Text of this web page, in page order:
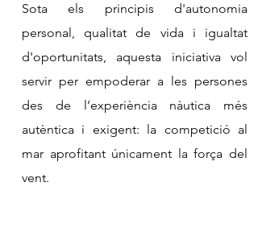
Sota els principis d'autonomia
personal, qualitat de vida i igualtat
d'oportunitats, aquesta iniciativa vol
servir per empoderar a les persones
des de l’experiència nàutica més
autèntica i exigent: la competició al
mar aprofitant únicament la força del
vent.